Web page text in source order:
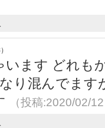
います どれも
り混んでま
（投稿:2020/02/